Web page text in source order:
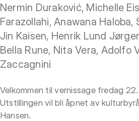
Nermin Duraković, Michelle
Farazollahi, Anawana Haloba,
Jin Kaisen, Henrik Lund
Bella Rune, Nita Vera, Adolfo
Zaccagnini
Velkommen til vernissage fredag 22.
Utstillingen vil bli åpnet av
Hansen.